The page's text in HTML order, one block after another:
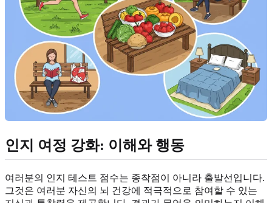
인지 여정 강화: 이해와 행동
여러분의 인지 테스트 점수는 종착점이 아니라 출발선입니다.
그것은 여러분 자신의 뇌 건강에 적극적으로 참여할 수 있는